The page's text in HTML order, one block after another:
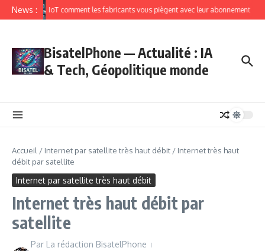
News : IoT comment les fabricants vous piègent avec leur abonnement
BisatelPhone — Actualité : IA
& Tech, Géopolitique monde
Accueil / Internet par satellite très haut débit / Internet très haut
débit par satellite
Internet par satellite très haut débit
Internet très haut débit par
satellite
Par La rédaction BisatelPhone